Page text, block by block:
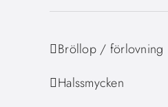
Bröllop / förlovning
Halssmycken